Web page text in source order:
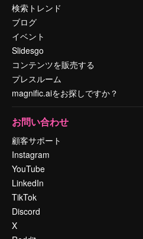
検索トレンド
ブログ
イベント
Slidesgo
コンテンツを販売する
プレスルーム
magnific.aiをお探しですか？
お問い合わせ
顧客サポート
Instagram
YouTube
LinkedIn
TikTok
Discord
X